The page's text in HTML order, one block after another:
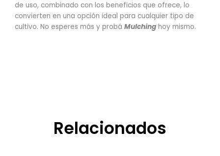
de uso, combinado con los beneficios que ofrece, lo
convierten en una opción ideal para cualquier tipo de
cultivo. No esperes más y probá Mulching hoy mismo.
Relacionados